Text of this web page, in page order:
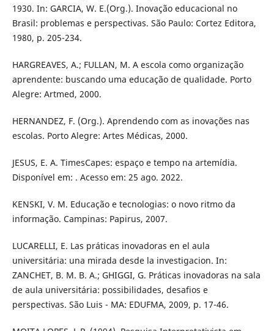
1930. In: GARCIA, W. E.(Org.). Inovação educacional no
Brasil: problemas e perspectivas. São Paulo: Cortez Editora,
1980, p. 205-234.
HARGREAVES, A.; FULLAN, M. A escola como organização
aprendente: buscando uma educação de qualidade. Porto
Alegre: Artmed, 2000.
HERNANDEZ, F. (Org.). Aprendendo com as inovações nas
escolas. Porto Alegre: Artes Médicas, 2000.
JESUS, E. A. TimesCapes: espaço e tempo na artemídia.
Disponível em: . Acesso em: 25 ago. 2022.
KENSKI, V. M. Educação e tecnologias: o novo ritmo da
informação. Campinas: Papirus, 2007.
LUCARELLI, E. Las práticas inovadoras en el aula
universitária: una mirada desde la investigacion. In:
ZANCHET, B. M. B. A.; GHIGGI, G. Práticas inovadoras na sala
de aula universitária: possibilidades, desafios e
perspectivas. São Luis - MA: EDUFMA, 2009, p. 17-46.